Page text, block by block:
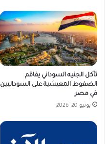
تآكل الجنيه السوداني يفاقم
الضغوط المعيشية على السودانيين
في مصر
يونيو 20, 2026